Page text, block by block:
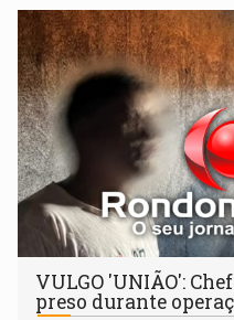
VULGO 'UNIÃO':
preso durante